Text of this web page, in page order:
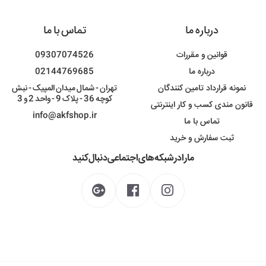
درباره ما
قوانین و مقررات
درباره ما
نمونه قرارداد تامین کنندگان
قانون مندی کسب و کار اینترنتی
تماس با ما
ثبت سفارش و خرید
تماس با ما
09307074526
02144769685
تهران - شمال میدان المپیک - نبش
کوچه 36 - پلاک 9 - واحد 2 و 3
info@akfshop.ir
ما را در شبکه های اجتماعی دنبال کنید